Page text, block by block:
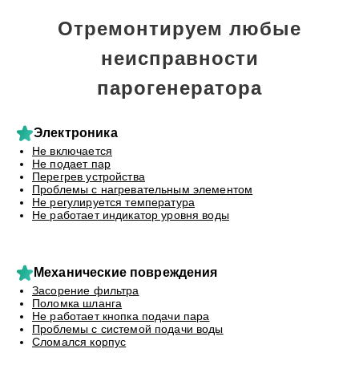
Отремонтируем любые
неисправности
парогенератора
Электроника
Не включается
Не подает пар
Перегрев устройства
Проблемы с нагревательным элементом
Не регулируется температура
Не работает индикатор уровня воды
Механические повреждения
Засорение фильтра
Поломка шланга
Не работает кнопка подачи пара
Проблемы с системой подачи воды
Сломался корпус